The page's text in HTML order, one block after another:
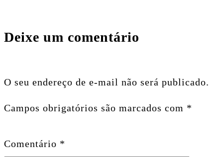
Deixe um comentário
O seu endereço de e-mail não será publicado.
Campos obrigatórios são marcados com *
Comentário *